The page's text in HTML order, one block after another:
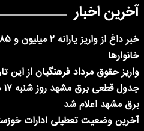
آخرین اخبار
خانوارها
واریز حقوق مرداد فرهنگیان از این
برق مشهد اعلام شد
آخرین وضعیت تعطیلی ادارات